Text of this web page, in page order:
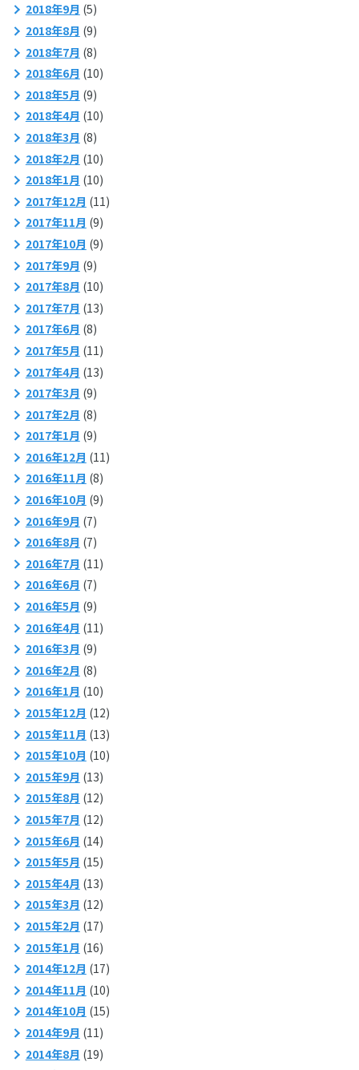
2018年9月 (5)
2018年8月 (9)
2018年7月 (8)
2018年6月 (10)
2018年5月 (9)
2018年4月 (10)
2018年3月 (8)
2018年2月 (10)
2018年1月 (10)
2017年12月 (11)
2017年11月 (9)
2017年10月 (9)
2017年9月 (9)
2017年8月 (10)
2017年7月 (13)
2017年6月 (8)
2017年5月 (11)
2017年4月 (13)
2017年3月 (9)
2017年2月 (8)
2017年1月 (9)
2016年12月 (11)
2016年11月 (8)
2016年10月 (9)
2016年9月 (7)
2016年8月 (7)
2016年7月 (11)
2016年6月 (7)
2016年5月 (9)
2016年4月 (11)
2016年3月 (9)
2016年2月 (8)
2016年1月 (10)
2015年12月 (12)
2015年11月 (13)
2015年10月 (10)
2015年9月 (13)
2015年8月 (12)
2015年7月 (12)
2015年6月 (14)
2015年5月 (15)
2015年4月 (13)
2015年3月 (12)
2015年2月 (17)
2015年1月 (16)
2014年12月 (17)
2014年11月 (10)
2014年10月 (15)
2014年9月 (11)
2014年8月 (19)